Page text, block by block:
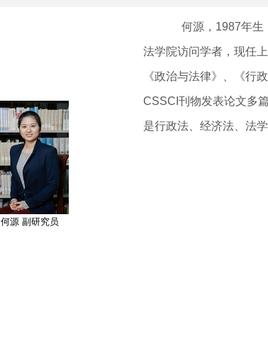
何源 副研究员
何源，1987年生
法学院访问学者，现任
《政治与法律》、《行
CSSCI刊物发表论文多
是行政法、经济法、法学